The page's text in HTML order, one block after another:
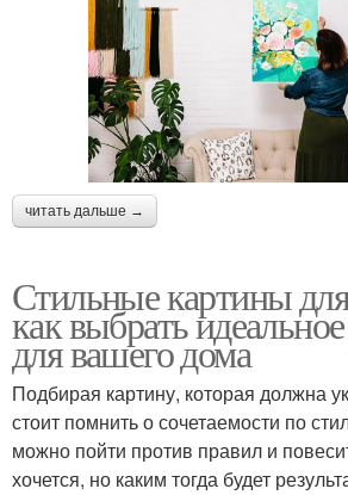
читать дальше →
Стильные картины
как выбрать
для вашего дома
Подбирая картину, которая должна
стоит помнить о сочетаемости по
можно пойти против правил и
хочется, но каким тогда будет